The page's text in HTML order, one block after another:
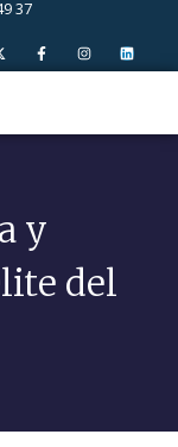
37
y
del